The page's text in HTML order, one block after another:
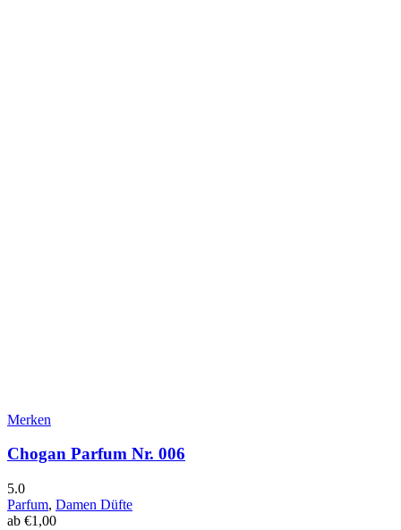
Merken
Chogan Parfum Nr. 006
5.0
Parfum, Damen Düfte
ab €1,00